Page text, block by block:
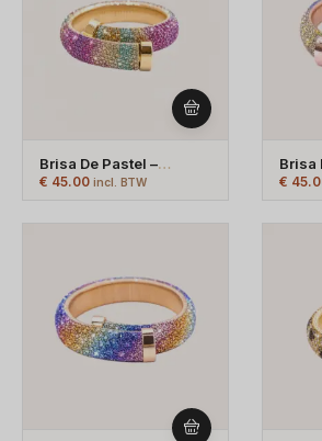
Brisa De Pastel –
Armband - Kristallen
€ 45.00 incl. BTW
Brisa
–
€